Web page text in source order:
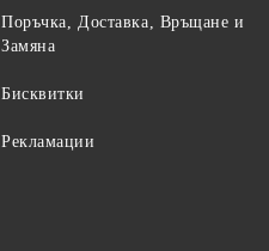
Поръчка, Доставка, Връщане и
Замяна
Бисквитки
Рекламации